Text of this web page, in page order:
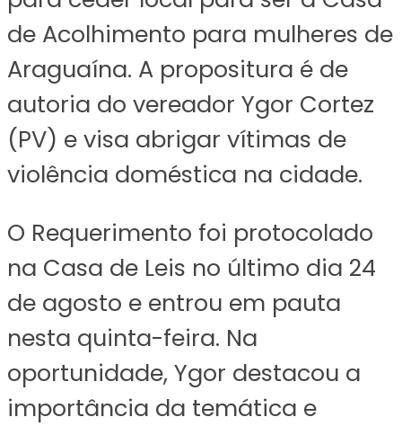
de Acolhimento para mulheres de
Araguaína. A propositura é de
autoria do vereador Ygor Cortez
(PV) e visa abrigar vítimas de
violência doméstica na cidade.
O Requerimento foi protocolado
na Casa de Leis no último dia 24
de agosto e entrou em pauta
nesta quinta-feira. Na
oportunidade, Ygor destacou a
importância da temática e